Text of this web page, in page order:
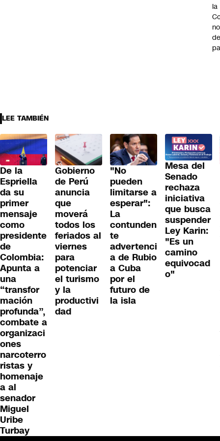
la
no
LEE TAMBIÉN
De la
Espriella
da su
primer
mensaje
como
presidente
de
Colombia:
Apunta a
una
“transfor
mación
profunda”,
combate a
organizaci
ones
narcoterro
ristas y
homenaje
a al
senador
Miguel
Uribe
Turbay
Gobierno
de Perú
anuncia
que
moverá
todos los
feriados al
viernes
para
potenciar
el turismo
y la
productivi
dad
"No
pueden
limitarse a
esperar":
La
contunden
te
advertenci
a de Rubio
a Cuba
por el
futuro de
la isla
Mesa del
Senado
rechaza
iniciativa
que busca
suspender
Ley Karin:
"Es un
camino
equivocad
o"